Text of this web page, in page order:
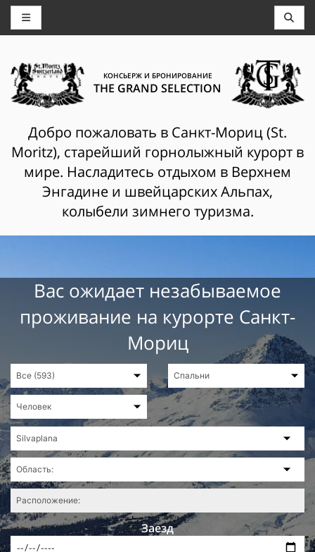
КОНСЬЕРЖ И БРОНИРОВАНИЕ
THE GRAND SELECTION
Добро пожаловать в Санкт-Мориц (St.
Moritz), старейший горнолыжный курорт в
мире. Насладитесь отдыхом в Верхнем
Энгадине и швейцарских Альпах,
колыбели зимнего туризма.
Вас ожидает незабываемое
проживание на курорте Санкт-
Мориц
Заезд